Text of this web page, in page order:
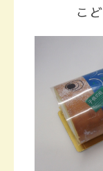
こ